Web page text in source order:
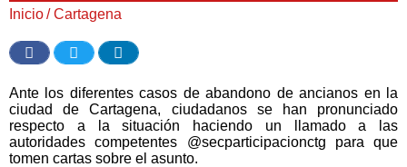
Inicio/ Cartagena
Ante los diferentes casos de abandono de ancianos en la
ciudad de Cartagena, ciudadanos se han pronunciado
respecto a la situación haciendo un llamado a las
autoridades competentes @secparticipacionctg para que
tomen cartas sobre el asunto.